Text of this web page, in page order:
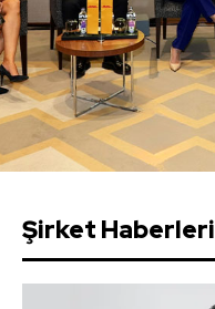
Şirket Haberleri